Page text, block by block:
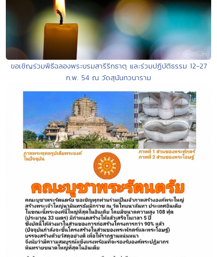
ขอเชิญร่วมพิธีฉลองพระบรมสารีริกธาตุ และร่วมปฏิบัติธรรม 12-27
ก.พ. 54 ณ วัดสุนันทวนาราม